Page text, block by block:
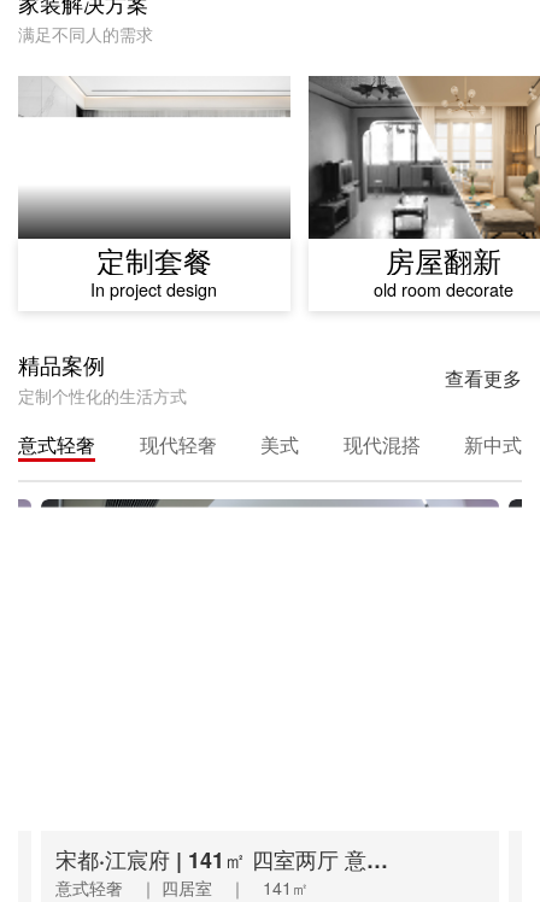
满足不同人的需求
定制套餐
In project design
房屋翻新
old room decorate
精品案例
定制个性化的生活方式
查看更多
意式轻奢 现代轻奢 美式 现代混搭 新中式
宋都·江宸府 | 141㎡ 四室两厅 意式轻奢
意式轻奢 ｜ 四居室 ｜ 141㎡
水河桥丨160㎡现代轻奢，浅米色多元演绎惬意生活！
现代轻奢 ｜ 三居室 ｜ 160㎡
逸品春江 | 120㎡ 三室两厅 美式
美式 ｜ 三居室 ｜ 120㎡
碧桂园 | 138㎡ 三室两厅 现代混搭
现代混搭 ｜ 四居室 ｜ 138㎡
江南大院 | 160㎡ 三室一厅 新中式
新中式 ｜ 三居室 ｜ 160㎡